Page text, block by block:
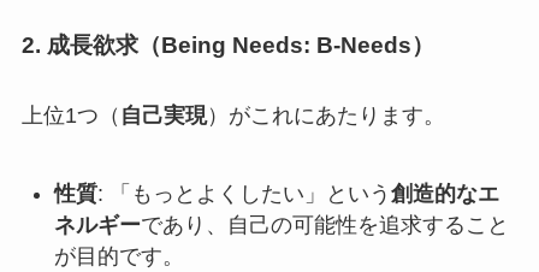
2. 成長欲求（Being Needs: B-Needs）
上位1つ（ 自己実現）がこれにあたります。
性質: 「もっとよくしたい」という 創造的なエ
ネルギーであり、自己の可能性を追求すること
が目的です。